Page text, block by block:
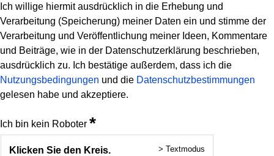
Ich willige hiermit ausdrücklich in die Erhebung und
Verarbeitung (Speicherung) meiner Daten ein und stimme der
Verarbeitung und Veröffentlichung meiner Ideen, Kommentare
und Beiträge, wie in der Datenschutzerklärung beschrieben,
ausdrücklich zu. Ich bestätige außerdem, dass ich die
Nutzungsbedingungen und die Datenschutzbestimmungen
gelesen habe und akzeptiere.
Ich bin kein Roboter *
Klicken Sie den Kreis. > Textmodus